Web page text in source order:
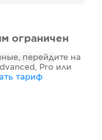
ограничен
перейдите на
Pro или
тариф